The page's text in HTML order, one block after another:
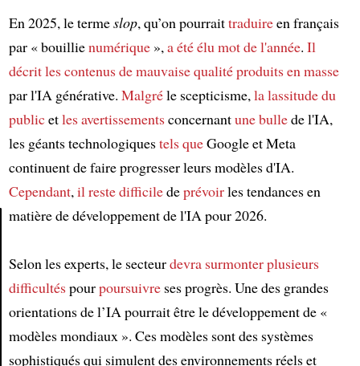
En 2025, le termeslop, qu’on pourraittraduireen français
par « bouillienumérique», a été élu mot de l'année. Il
décritles contenus de mauvaise qualitéproduits en masse
par l'IA générative. Malgréle scepticisme, la lassitude du
publicetles avertissementsconcernantune bullede l'IA,
les géants technologiquestels queGoogle et Meta
continuent de faire progresser leurs modèles d'IA.
Cependant, il reste difficiledeprévoirles tendances en
matière de développement de l'IA pour 2026.
Selon les experts, le secteurdevra surmonterplusieurs
difficultéspourpoursuivreses progrès. Une des grandes
orientations de l’IA pourrait être le développement de «
modèles mondiaux ». Ces modèles sont des systèmes
sophistiqués qui simulent des environnements réels et